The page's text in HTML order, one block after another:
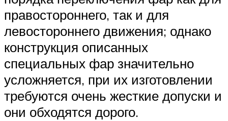
правостороннего, так и для
левостороннего движения; однако
конструкция описанных
специальных фар значительно
усложняется, при их изготовлении
требуются очень жесткие допуски и
они обходятся дорого.